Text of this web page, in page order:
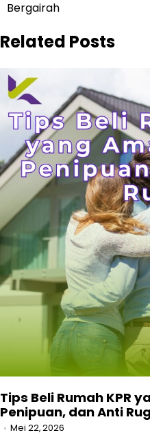
Bergairah
Related Posts
Tips Beli Rumah KPR
Penipuan, dan Anti
Mei 22, 2026